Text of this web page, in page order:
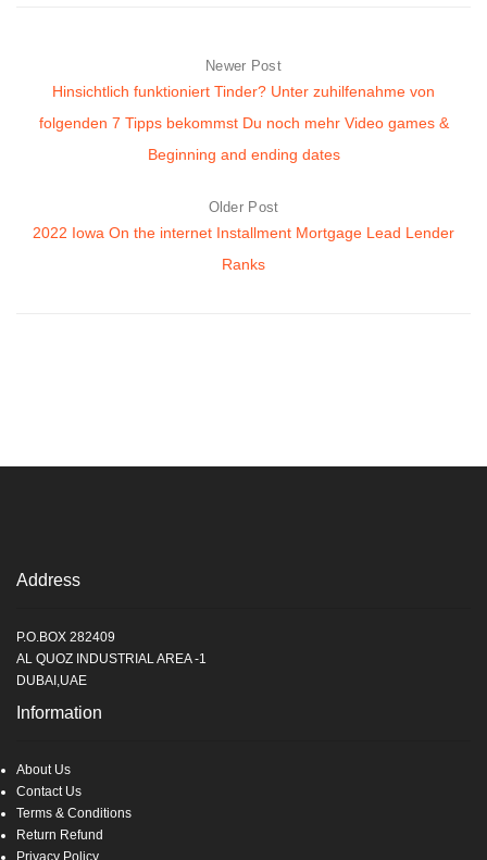
Newer Post
Hinsichtlich funktioniert Tinder? Unter zuhilfenahme von
folgenden 7 Tipps bekommst Du noch mehr Video games &
Beginning and ending dates
Older Post
2022 Iowa On the internet Installment Mortgage Lead Lender
Ranks
Address
P.O.BOX 282409
AL QUOZ INDUSTRIAL AREA -1
DUBAI,UAE
Information
About Us
Contact Us
Terms & Conditions
Return Refund